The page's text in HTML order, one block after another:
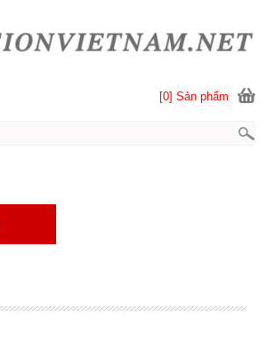
[0] Sản phẩm